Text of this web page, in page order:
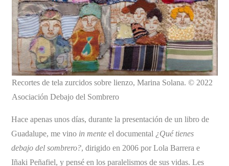
Recortes de tela zurcidos sobre lienzo, Marina Solana. © 2022
Asociación Debajo del Sombrero
Hace apenas unos días, durante la presentación de un libro de
Guadalupe, me vino in mente el documental ¿Qué tienes
debajo del sombrero?, dirigido en 2006 por Lola Barrera e
Iñaki Peñafiel, y pensé en los paralelismos de sus vidas. Les